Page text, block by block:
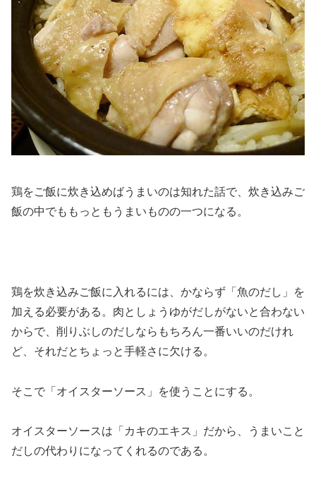
鶏をご飯に炊き込めばうまいのは知れた話で、炊き込みご
飯の中でももっともうまいものの一つになる。
鶏を炊き込みご飯に入れるには、かならず「魚のだし」を
加える必要がある。肉としょうゆがだしがないと合わない
からで、削りぶしのだしならもちろん一番いいのだけれ
ど、それだとちょっと手軽さに欠ける。
そこで「オイスターソース」を使うことにする。
オイスターソースは「カキのエキス」だから、うまいこと
だしの代わりになってくれるのである。